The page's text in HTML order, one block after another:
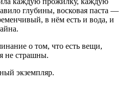
глубины, восковая паста —
в нём есть и вода, и
о том, что есть вещи,
не страшны.
экземпляр.